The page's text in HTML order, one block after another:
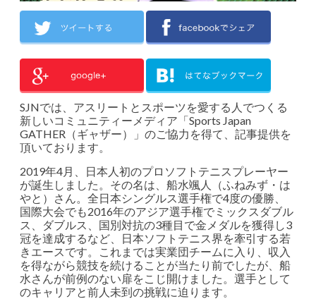
SJNでは、アスリートとスポーツを愛する人でつくる
新しいコミュニティーメディア「Sports Japan
GATHER（ギャザー）」のご協力を得て、記事提供を
頂いております。
2019年4月、日本人初のプロソフトテニスプレーヤー
が誕生しました。その名は、船水颯人（ふねみず・は
やと）さん。全日本シングルス選手権で4度の優勝、
国際大会でも2016年のアジア選手権でミックスダブル
ス、ダブルス、国別対抗の3種目で金メダルを獲得し3
冠を達成するなど、日本ソフトテニス界を牽引する若
きエースです。これまでは実業団チームに入り、収入
を得ながら競技を続けることが当たり前でしたが、船
水さんが前例のない扉をこじ開けました。選手として
のキャリアと前人未到の挑戦に迫ります。